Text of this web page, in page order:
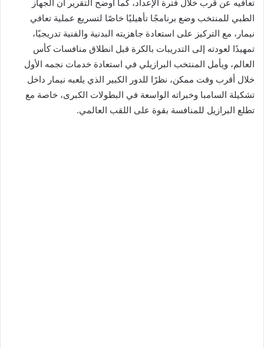
تعافيه عن قرب خلال فترة الإعداد، كما أوضح التقرير أن الجهاز
الطبي للمنتخب وضع برنامجًا تأهيليًا خاصًا لتسريع عملية تعافي
نيمار، مع التركيز على استعادة جاهزيته البدنية والفنية تدريجيًا،
تمهيدًا لعودته إلى التدريبات بالكرة قبل انطلاق منافسات كأس
العالم، ويأمل المنتخب البرازيلي في استعادة خدمات نجمه الأول
خلال أقرب وقت ممكن، نظرًا للدور الكبير الذي يلعبه نيمار داخل
تشكيلة السامبا وخبراته الواسعة في البطولات الكبرى، خاصة مع
تطلع البرازيل للمنافسة بقوة على اللقب العالمي.